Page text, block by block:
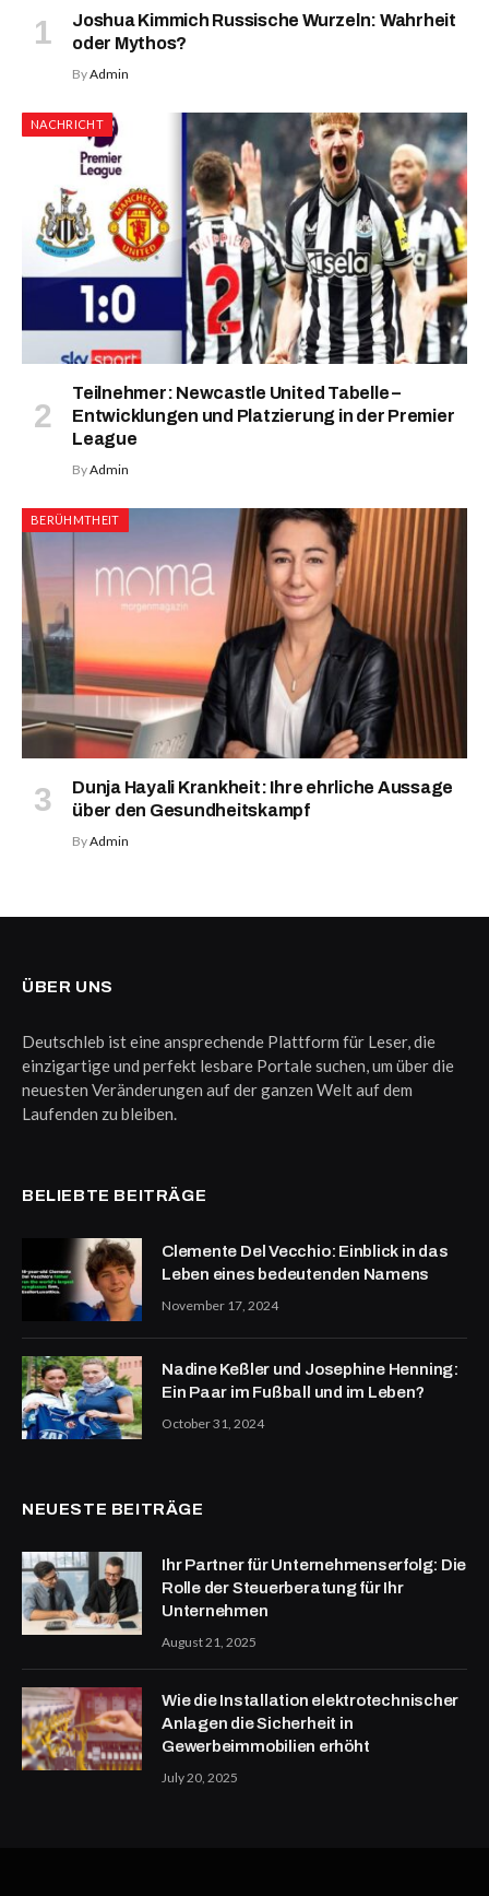
Joshua Kimmich Russische Wurzeln: Wahrheit
oder Mythos?
ByAdmin
NACHRICHT
Teilnehmer: Newcastle United Tabelle –
Entwicklungen und Platzierung in der Premier
League
ByAdmin
BERÜHMTHEIT
Dunja Hayali Krankheit: Ihre ehrliche Aussage
über den Gesundheitskampf
ByAdmin
ÜBER UNS
Deutschleb ist eine ansprechende Plattform für Leser, die
einzigartige und perfekt lesbare Portale suchen, um über die
neuesten Veränderungen auf der ganzen Welt auf dem
Laufenden zu bleiben.
BELIEBTE BEITRÄGE
Clemente Del Vecchio: Einblick in das
Leben eines bedeutenden Namens
November 17, 2024
Nadine Keßler und Josephine Henning:
Ein Paar im Fußball und im Leben?
October 31, 2024
NEUESTE BEITRÄGE
Ihr Partner für Unternehmenserfolg: Die
Rolle der Steuerberatung für Ihr
Unternehmen
August 21, 2025
Wie die Installation elektrotechnischer
Anlagen die Sicherheit in
Gewerbeimmobilien erhöht
July 20, 2025